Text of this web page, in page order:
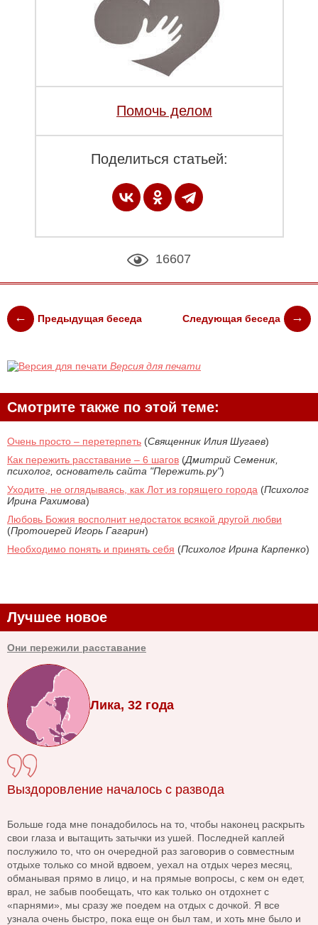
Помочь делом
Поделиться статьей:
16607
Предыдущая беседа Следующая беседа
Версия для печати
Смотрите также по этой теме:
Очень просто – перетерпеть (Священник Илия Шугаев)
Как пережить расставание – 6 шагов (Дмитрий Семеник,
психолог, основатель сайта "Пережить.ру")
Уходите, не оглядываясь, как Лот из горящего города (Психолог
Ирина Рахимова)
Любовь Божия восполнит недостаток всякой другой любви
(Протоиерей Игорь Гагарин)
Необходимо понять и принять себя (Психолог Ирина Карпенко)
Лучшее новое
Они пережили расставание
Лика, 32 года
Выздоровление началось с развода
Больше года мне понадобилось на то, чтобы наконец раскрыть
свои глаза и вытащить затычки из ушей. Последней каплей
послужило то, что он очередной раз заговорив о совместным
отдыхе только со мной вдвоем, уехал на отдых через месяц,
обманывая прямо в лицо, и на прямые вопросы, с кем он едет,
врал, не забыв пообещать, что как только он отдохнет с
«парнями», мы сразу же поедем на отдых с дочкой. Я все
узнала очень быстро, пока еще он был там, и хоть мне было и